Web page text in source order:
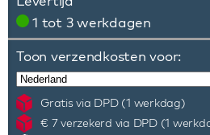
1 tot 3 werkdagen
Toon verzendkosten voor:
Gratis via DPD (1 werkdag)
€ 7 verzekerd via DPD (1